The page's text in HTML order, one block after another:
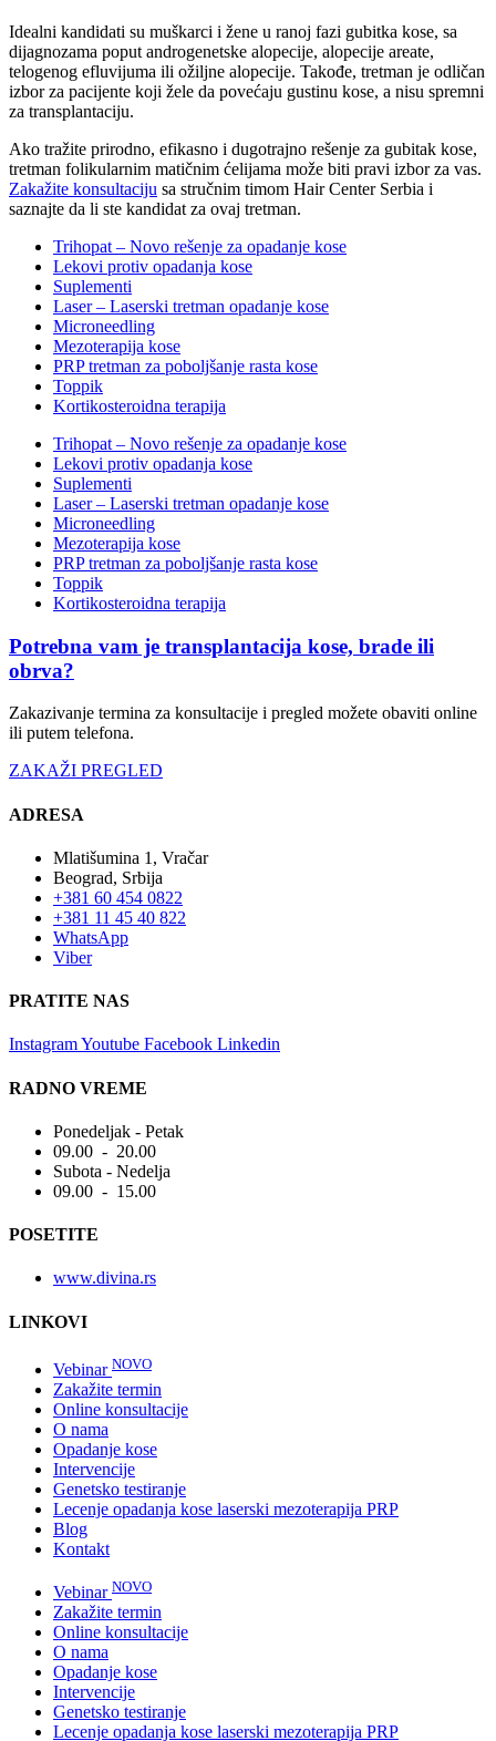
Idealni kandidati su muškarci i žene u ranoj fazi gubitka kose, sa
dijagnozama poput androgenetske alopecije, alopecije areate,
telogenog efluvijuma ili ožiljne alopecije. Takođe, tretman je odličan
izbor za pacijente koji žele da povećaju gustinu kose, a nisu spremni
za transplantaciju.
Ako tražite prirodno, efikasno i dugotrajno rešenje za gubitak kose,
tretman folikularnim matičnim ćelijama može biti pravi izbor za vas.
Zakažite konsultaciju sa stručnim timom Hair Center Serbia i
saznajte da li ste kandidat za ovaj tretman.
Trihopat – Novo rešenje za opadanje kose
Lekovi protiv opadanja kose
Suplementi
Laser – Laserski tretman opadanje kose
Microneedling
Mezoterapija kose
PRP tretman za poboljšanje rasta kose
Toppik
Kortikosteroidna terapija
Trihopat – Novo rešenje za opadanje kose
Lekovi protiv opadanja kose
Suplementi
Laser – Laserski tretman opadanje kose
Microneedling
Mezoterapija kose
PRP tretman za poboljšanje rasta kose
Toppik
Kortikosteroidna terapija
Potrebna vam je transplantacija kose, brade ili
obrva?
Zakazivanje termina za konsultacije i pregled možete obaviti online
ili putem telefona.
ZAKAŽI PREGLED
ADRESA
Mlatišumina 1, Vračar
Beograd, Srbija
+381 60 454 0822
+381 11 45 40 822
WhatsApp
Viber
PRATITE NAS
InstagramYoutube Facebook Linkedin
RADNO VREME
Ponedeljak - Petak
09.00 - 20.00
Subota - Nedelja
09.00 - 15.00
POSETITE
www.divina.rs
LINKOVI
Vebinar NOVO
Zakažite termin
Online konsultacije
O nama
Opadanje kose
Intervencije
Genetsko testiranje
Lecenje opadanja kose laserski mezoterapija PRP
Blog
Kontakt
Vebinar NOVO
Zakažite termin
Online konsultacije
O nama
Opadanje kose
Intervencije
Genetsko testiranje
Lecenje opadanja kose laserski mezoterapija PRP